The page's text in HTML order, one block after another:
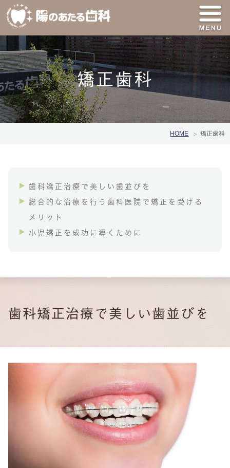
矯正歯科
HOME 矯正歯科
歯科矯正治療で美しい歯並びを
総合的な治療を行う歯科医院で矯正を受ける
メリット
小児矯正を成功に導くために
歯科矯正治療で美しい歯並びを